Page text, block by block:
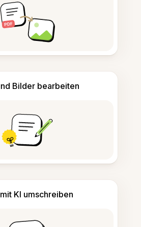
Bilder bearbeiten
KI umschreiben